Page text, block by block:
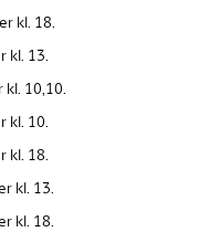
kl. 18.
kl. 13.
10,10.
kl. 10.
kl. 18.
kl. 13.
kl. 18.